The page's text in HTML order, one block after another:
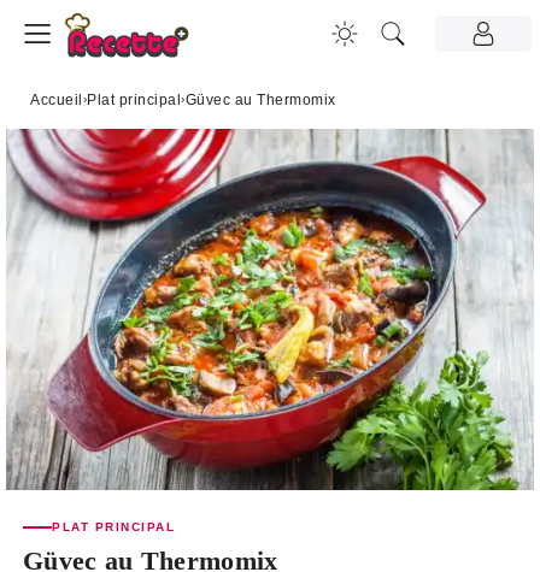
Accueil ›Plat principal ›Güvec au Thermomix
PLAT PRINCIPAL
Güvec au Thermomix